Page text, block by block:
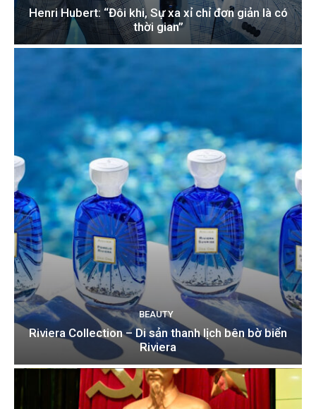
Henri Hubert: “Đôi khi, Sự xa xỉ chỉ đơn giản là có
thời gian”
BEAUTY
Riviera Collection – Di sản thanh lịch bên bờ biển
Riviera